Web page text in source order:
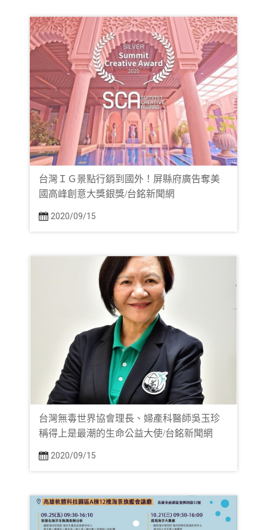
台灣ＩＧ景點行銷到國外！屏縣府廣告奪美
國高峰創意大獎銀獎/台銘新聞網
2020/09/15
台灣無毒世界協會理長、婦產科醫師吳玉珍
稱得上是最潮的生命公益大使/台銘新聞網
2020/09/15